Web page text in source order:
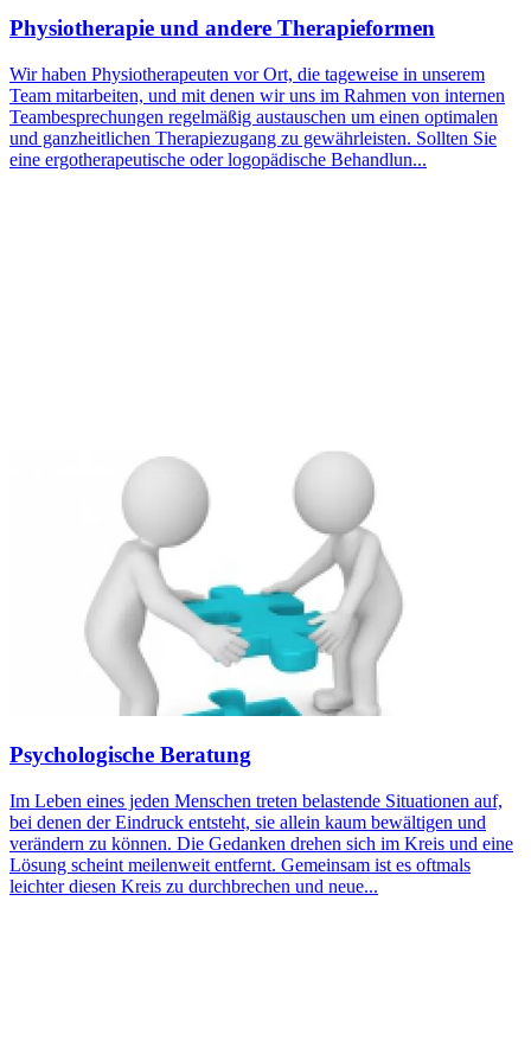
Physiotherapie und andere Therapieformen
Wir haben Physiotherapeuten vor Ort, die tageweise in unserem
Team mitarbeiten, und mit denen wir uns im Rahmen von internen
Teambesprechungen regelmäßig austauschen um einen optimalen
und ganzheitlichen Therapiezugang zu gewährleisten. Sollten Sie
eine ergotherapeutische oder logopädische Behandlun...
Psychologische Beratung
Im Leben eines jeden Menschen treten belastende Situationen auf,
bei denen der Eindruck entsteht, sie allein kaum bewältigen und
verändern zu können. Die Gedanken drehen sich im Kreis und eine
Lösung scheint meilenweit entfernt. Gemeinsam ist es oftmals
leichter diesen Kreis zu durchbrechen und neue...